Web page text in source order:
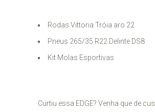
Rodas Vittoria Tróia aro 22
Pneus 265/35 R22 Delinte DS8
Kit Molas Esportivas
Curtiu essa EDGE? Venha que de